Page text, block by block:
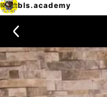
bls.academy